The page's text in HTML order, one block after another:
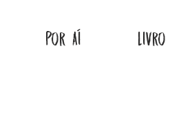
POR AÍ LIVRO